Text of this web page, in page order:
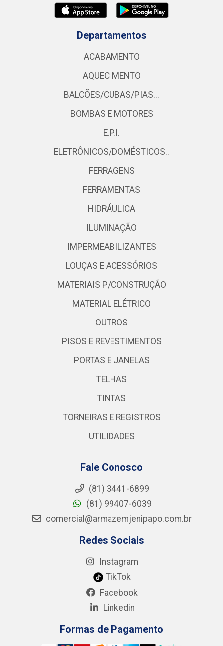
Departamentos
ACABAMENTO
AQUECIMENTO
BALCÕES/CUBAS/PIAS...
BOMBAS E MOTORES
E.P.I.
ELETRÔNICOS/DOMÉSTICOS..
FERRAGENS
FERRAMENTAS
HIDRÁULICA
ILUMINAÇÃO
IMPERMEABILIZANTES
LOUÇAS E ACESSÓRIOS
MATERIAIS P/CONSTRUÇÃO
MATERIAL ELÉTRICO
OUTROS
PISOS E REVESTIMENTOS
PORTAS E JANELAS
TELHAS
TINTAS
TORNEIRAS E REGISTROS
UTILIDADES
Fale Conosco
(81) 3441-6899
(81) 99407-6039
comercial@armazemjenipapo.com.br
Redes Sociais
Instagram
TikTok
Facebook
Linkedin
Formas de Pagamento